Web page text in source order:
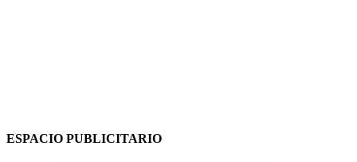
ESPACIO PUBLICITARIO